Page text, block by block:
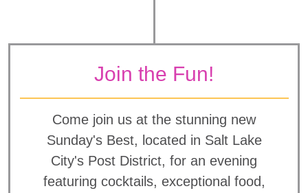
Join the Fun!
Come join us at the stunning new
Sunday's Best, located in Salt Lake
City's Post District, for an evening
featuring cocktails, exceptional food,